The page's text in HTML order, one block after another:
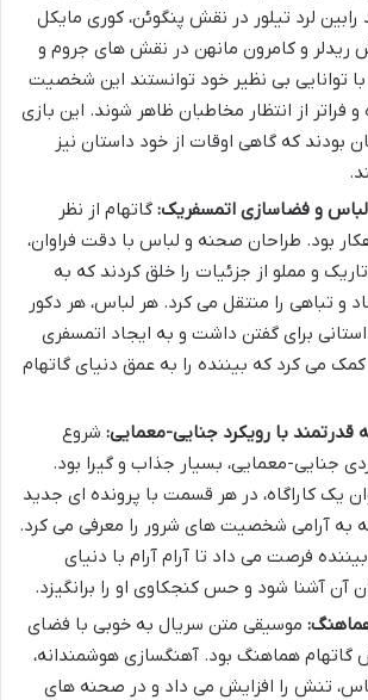
رابین لرد تیلور در نقش پنگوئن، کوری مایکل
و کامرون مانهن در نقش های جروم و
با توانایی بی نظیر خود توانستند این شخصیت
و فراتر از انتظار مخاطبان ظاهر شوند. این بازی
بودند که گاهی اوقات از خود داستان نیز
و فضاسازی اتمسفریک: گاتهام از نظر
بود. طراحان صحنه و لباس با دقت فراوان،
و مملو از جزئیات را خلق کردند که به
تباهی را منتقل می کرد. هر لباس، هر دکور
برای گفتن داشت و به ایجاد اتمسفری
می کرد که بیننده را به عمق دنیای گاتهام
قدرتمند با رویکرد جنایی-معمایی: شروع
جنایی-معمایی، بسیار جذاب و گیرا بود.
یک کاراگاه، در هر قسمت با پرونده ای جدید
به آرامی شخصیت های شرور را معرفی می کرد.
فرصت می داد تا آرام آرام با دنیای
آن آشنا شود و حس کنجکاوی او را برانگیزد.
موسیقی متن سریال به خوبی با فضای
گاتهام هماهنگ بود. آهنگسازی هوشمندانه،
تنش را افزایش می داد و در صحنه های